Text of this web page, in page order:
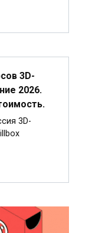
3D-
2026.
3D-